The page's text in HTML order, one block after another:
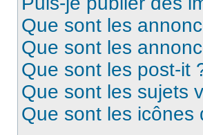
Que sont les
Que sont les
Que sont les post-it
Que sont les sujets
Que sont les icônes